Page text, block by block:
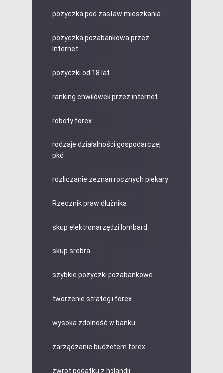
pożyczka pod zastaw mieszkania
pożyczka pozabankowa przez
Internet
pożyczki od 18 lat
ranking chwilówek przez internet
roboty forex
rodzaje działalności gospodarczej
pkd
rozliczanie zeznań rocznych piekary
Rzecznik praw dłużnika
skup elektronarzędzi lombard
skup srebra
szybkie pożyczki pozabankowe
tworzenie strategii forex
wysoka zdolność w banku
zarządzanie budżetem forex
zwrot podatku z holandii